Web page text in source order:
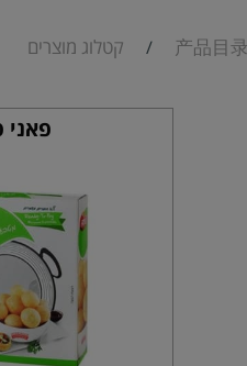
/ קטלוג מוצרים
פאני